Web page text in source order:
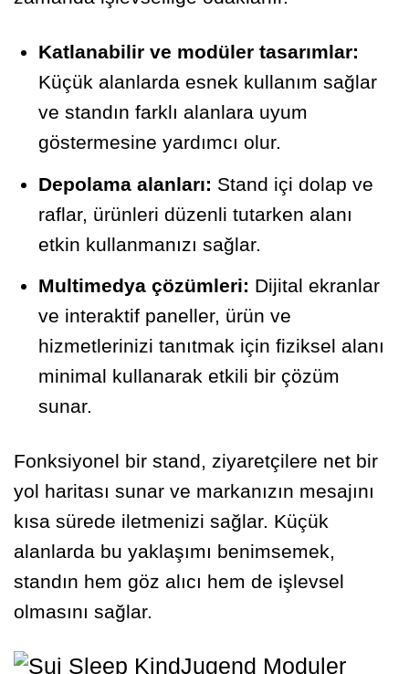
Katlanabilir ve modüler tasarımlar:
Küçük alanlarda esnek kullanım sağlar
ve standın farklı alanlara uyum
göstermesine yardımcı olur.
Depolama alanları: Stand içi dolap ve
raflar, ürünleri düzenli tutarken alanı
etkin kullanmanızı sağlar.
Multimedya çözümleri: Dijital ekranlar
ve interaktif paneller, ürün ve
hizmetlerinizi tanıtmak için fiziksel alanı
minimal kullanarak etkili bir çözüm
sunar.
Fonksiyonel bir stand, ziyaretçilere net bir
yol haritası sunar ve markanızın mesajını
kısa sürede iletmenizi sağlar. Küçük
alanlarda bu yaklaşımı benimsemek,
standın hem göz alıcı hem de işlevsel
olmasını sağlar.